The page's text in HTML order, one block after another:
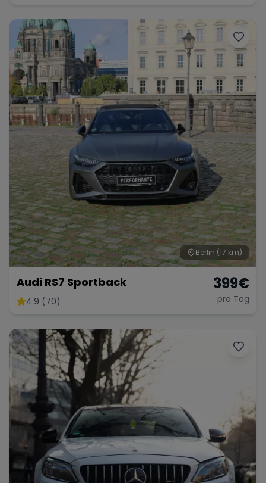
Range Rover
Berlin (17 km)
Audi RS7 Sportback
4.9 (70)
399€
pro Tag